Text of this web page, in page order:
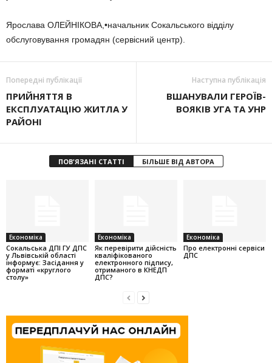
Ярослава ОЛЕЙНІКОВА,•начальник Сокальського відділу
обслуговування громадян (сервісний центр).
Попередні публікації
ПРИЙНЯТТЯ В
ЕКСПЛУАТАЦІЮ ЖИТЛА У
РАЙОНІ
Наступна публікація
ВШАНУВАЛИ ГЕРОЇВ-
ВОЯКІВ УГА ТА УНР
ПОВ'ЯЗАНІ СТАТТІ БІЛЬШЕ ВІД АВТОРА
Економіка
Cокальська ДПІ ГУ ДПС
у Львівській області
інформує: Засідання у
форматі «круглого
столу»
Економіка
Як перевірити дійсність
кваліфікованого
електронного підпису,
отриманого в КНЕДП
ДПС?
Економіка
Про електронні сервіси
ДПС